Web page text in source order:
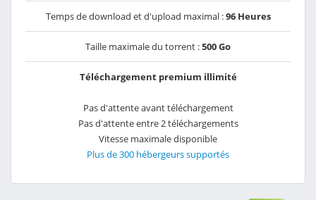
Temps de download et d'upload maximal :96 Heures
Taille maximale du torrent :500 Go
Téléchargement premium illimité
Pas d'attente avant téléchargement
Pas d'attente entre 2 téléchargements
Vitesse maximale disponible
Plus de 300 hébergeurs supportés